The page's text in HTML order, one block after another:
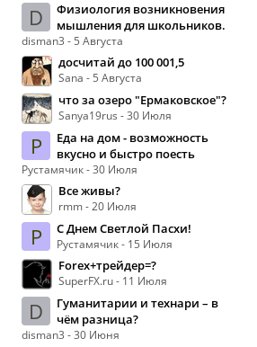
D
Физиология возникновения
мышления для школьников.
disman3 - 5 Августа
досчитай до 100 001,5
Sana - 5 Августа
что за озеро "Ермаковское"?
Sanya19rus - 30 Июля
Р
Еда на дом - возможность
вкусно и быстро поесть
Рустамячик - 30 Июля
Все живы?
rmm - 20 Июля
Р С Днем Светлой Пасхи!
Рустамячик - 15 Июля
Forex+трейдер=?
SuperFX.ru - 11 Июля
D
Гуманитарии и технари – в
чём разница?
disman3 - 30 Июня